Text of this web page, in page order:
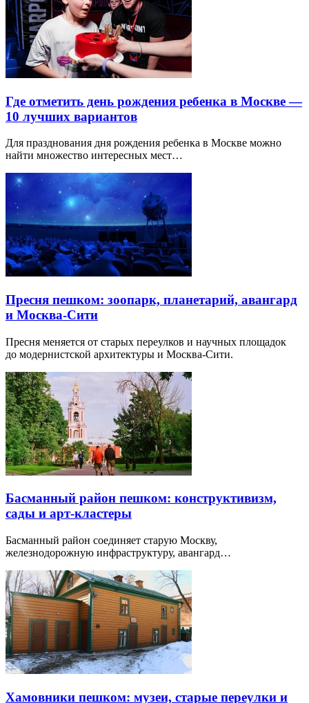
Где отметить день рождения ребенка в Москве —
10 лучших вариантов
Для празднования дня рождения ребенка в Москве можно
найти множество интересных мест…
Пресня пешком: зоопарк, планетарий, авангард
и Москва-Сити
Пресня меняется от старых переулков и научных площадок
до модернистской архитектуры и Москва-Сити.
Басманный район пешком: конструктивизм,
сады и арт-кластеры
Басманный район соединяет старую Москву,
железнодорожную инфраструктуру, авангард…
Хамовники пешком: музеи, старые переулки и